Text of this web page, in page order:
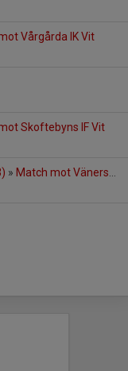
Vårgårda IK Vit
Skoftebyns IF Vit
» Match mot Vänersborgs IF